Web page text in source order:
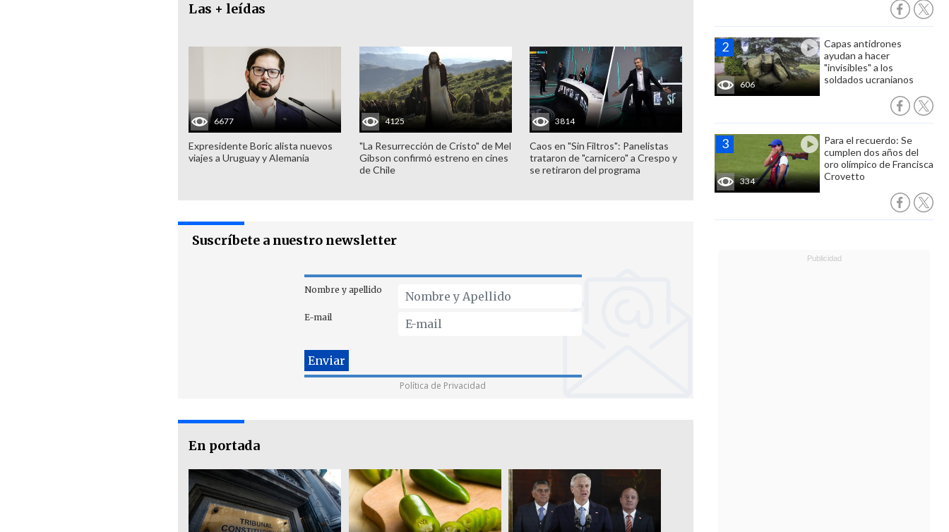
606
Capas antidrones
ayudan a hacer
"invisibles" a los
soldados ucranianos
334
Para el recuerdo: Se
cumplen dos años del
oro olímpico de Francisca
Crovetto
Las + leídas
6677
Expresidente Boric alista nuevos
viajes a Uruguay y Alemania
4125
"La Resurrección de Cristo" de Mel
Gibson confirmó estreno en cines
de Chile
3814
Caos en "Sin Filtros": Panelistas
trataron de "carnicero" a Crespo y
se retiraron del programa
Suscríbete a nuestro newsletter
Nombre y apellido
E-mail
Política de Privacidad
En portada